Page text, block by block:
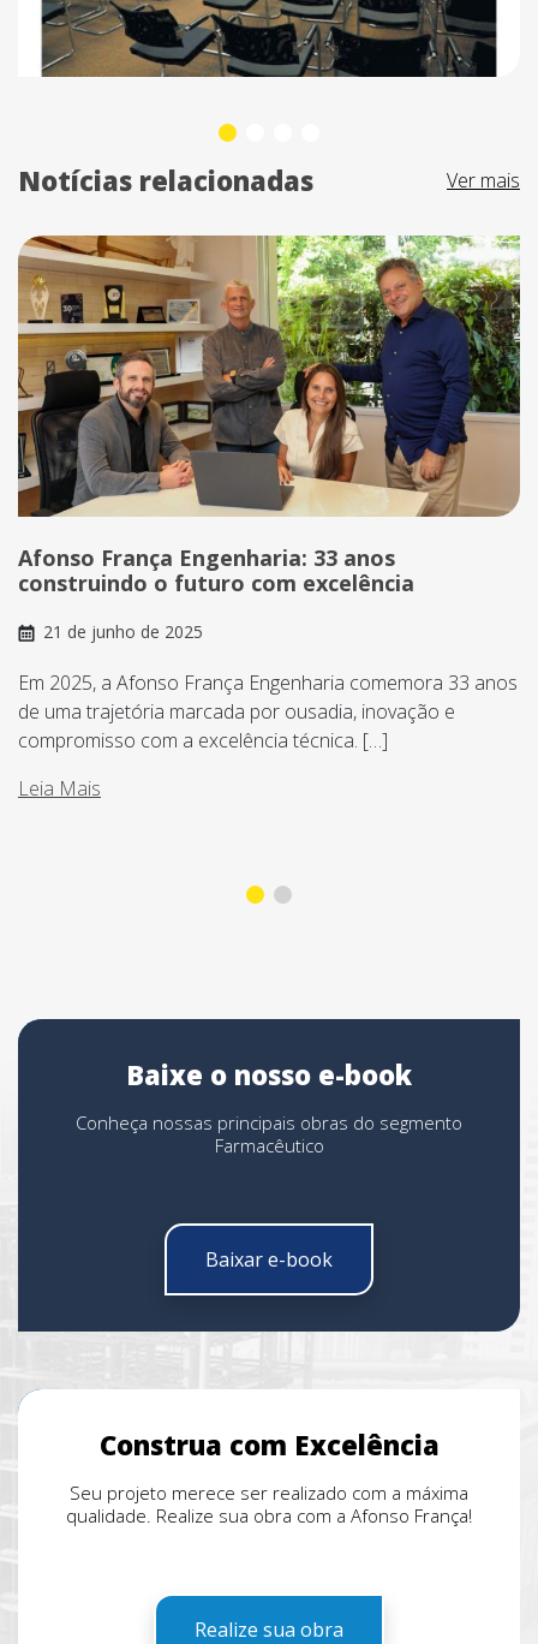
Notícias relacionadas Ver mais
Afonso França Engenharia: 33 anos
construindo o futuro com excelência
21 de junho de 2025
Em 2025, a Afonso França Engenharia comemora 33 anos
de uma trajetória marcada por ousadia, inovação e
compromisso com a excelência técnica. […]
Leia Mais
Baixe o nosso e-book
Conheça nossas principais obras do segmento
Farmacêutico
Baixar e-book
Construa com Excelência
Seu projeto merece ser realizado com a máxima
qualidade. Realize sua obra com a Afonso França!
Realize sua obra